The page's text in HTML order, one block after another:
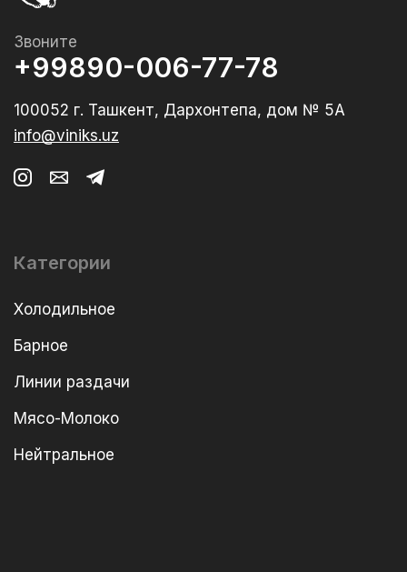
Звоните
+99890-006-77-78
100052 г. Ташкент, Дархонтепа, дом № 5А
info@viniks.uz
Категории
Холодильное
Барное
Линии раздачи
Мясо-Молоко
Нейтральное